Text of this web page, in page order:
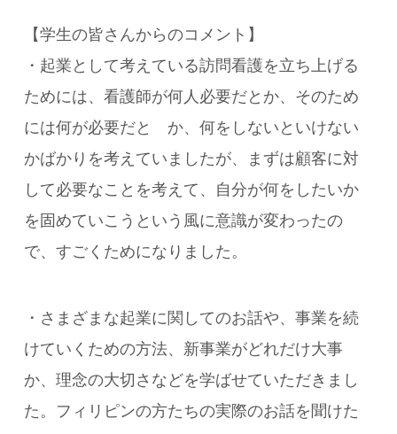
【学生の皆さんからのコメント】
・起業として考えている訪問看護を立ち上げる
ためには、看護師が何人必要だとか、そのため
には何が必要だと か、何をしないといけない
かばかりを考えていましたが、まずは顧客に対
して必要なことを考えて、自分が何をしたいか
を固めていこうという風に意識が変わったの
で、すごくためになりました。
・さまざまな起業に関してのお話や、事業を続
けていくための方法、新事業がどれだけ大事
か、理念の大切さなどを学ばせていただきまし
た。フィリピンの方たちの実際のお話を聞けた